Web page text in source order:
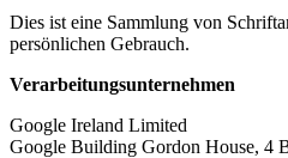
Dies ist eine Sammlung von
persönlichen Gebrauch.
Verarbeitungsunternehmen
Google Ireland Limited
Google Building Gordon House, 4